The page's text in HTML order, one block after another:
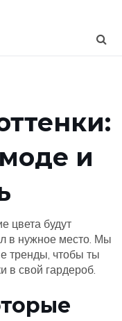
и
цвета будут
в нужное место. Мы
тренды, чтобы ты
в свой гардероб.